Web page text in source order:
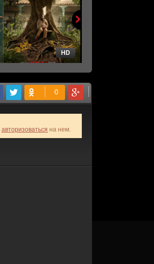
HD
авторизоваться на нем.